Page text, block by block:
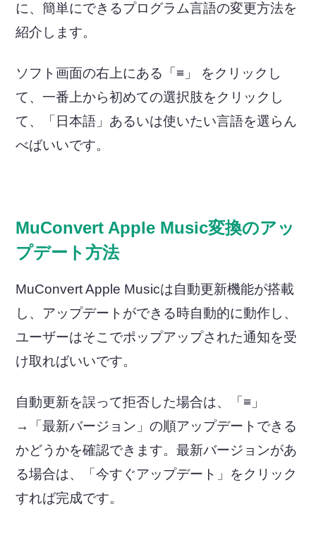
に、簡単にできるプログラム言語の変更方法を
紹介します。
ソフト画面の右上にある「≡」 をクリックし
て、一番上から初めての選択肢をクリックし
て、「日本語」あるいは使いたい言語を選らん
べばいいです。
MuConvert Apple Music変換のアッ
プデート方法
MuConvert Apple Musicは自動更新機能が搭載
し、アップデートができる時自動的に動作し、
ユーザーはそこでポップアップされた通知を受
け取ればいいです。
自動更新を誤って拒否した場合は、「≡」
→「最新バージョン」の順アップデートできる
かどうかを確認できます。最新バージョンがあ
る場合は、「今すぐアップデート」をクリック
すれば完成です。